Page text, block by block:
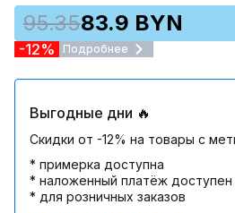
95.3583.9 BYN
-12% Подробнее
Выгодные дни 🔥
Скидки от -12% на товары с
* примерка доступна
* наложенный платёж доступен
* для розничных заказов